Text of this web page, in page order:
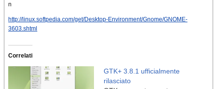
n
http://linux.softpedia.com/get/Desktop-Environment/Gnome/GNOME-
3603.shtml
Correlati
GTK+ 3.8.1 ufficialmente
rilasciato